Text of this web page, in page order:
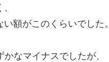
額がこのくらいでした。
なマイナスでしたが、